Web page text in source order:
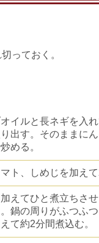
っておく。
イルと長ネギを入
出す。そのままに
める。
ト、しめじを加えて
えてひと煮立ちさ
鍋の周りがふつふ
て約2分間煮込む。